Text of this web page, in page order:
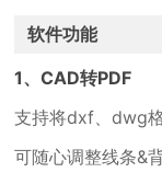
软件功能
1、CAD转PDF
支持将dxf、dwg
可随心调整线条&